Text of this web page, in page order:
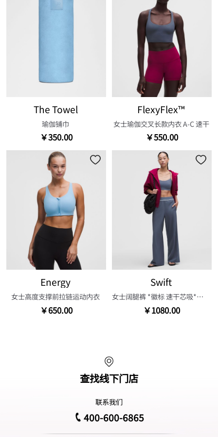
The Towel
瑜伽铺巾
￥350.00
FlexyFlex™
女士瑜伽交叉长款内衣 A-C 速干
￥550.00
Energy
女士高度支撑前拉链运动内衣
￥650.00
Swift
女士阔腿裤 *徽标 速干芯吸*亚洲版型
￥1080.00
查找线下门店
联系我们
400-600-6865